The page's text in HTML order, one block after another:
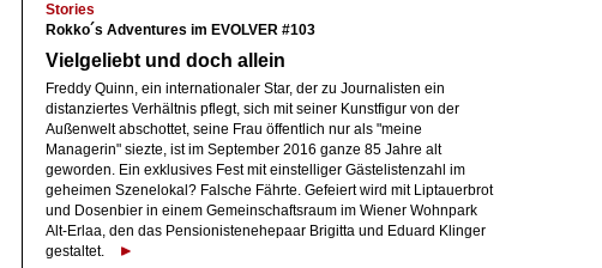
Stories
Rokko´s Adventures im EVOLVER #103
Vielgeliebt und doch allein
Freddy Quinn, ein internationaler Star, der zu Journalisten ein
distanziertes Verhältnis pflegt, sich mit seiner Kunstfigur von der
Außenwelt abschottet, seine Frau öffentlich nur als "meine
Managerin" siezte, ist im September 2016 ganze 85 Jahre alt
geworden. Ein exklusives Fest mit einstelliger Gästelistenzahl im
geheimen Szenelokal? Falsche Fährte. Gefeiert wird mit Liptauerbrot
und Dosenbier in einem Gemeinschaftsraum im Wiener Wohnpark
Alt-Erlaa, den das Pensionistenehepaar Brigitta und Eduard Klinger
gestaltet.